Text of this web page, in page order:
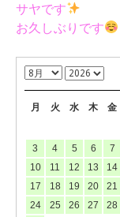
サヤです
お久しぶりです
月 火 水 木 金
3
4 5 6 7
10
11 12 13 14
17
18 19 20 21
24
25 26 27 28